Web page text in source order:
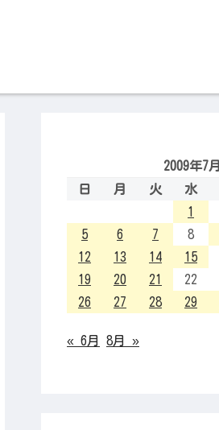
2009年7月
日
月 火 水
1
5
6 7 8
12
13 14 15
19
20 21 22
26
27 28 29
« 6月 8月 »